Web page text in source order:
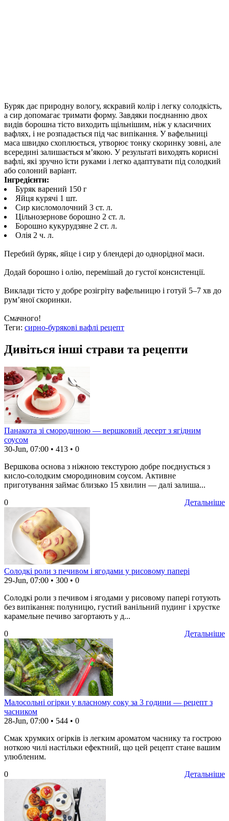
Буряк дає природну вологу, яскравий колір і легку солодкість,
а сир допомагає тримати форму. Завдяки поєднанню двох
видів борошна тісто виходить щільнішим, ніж у класичних
вафлях, і не розпадається під час випікання. У вафельниці
маса швидко схоплюється, утворює тонку скоринку зовні, але
всередині залишається м’якою. У результаті виходять корисні
вафлі, які зручно їсти руками і легко адаптувати під солодкий
або солоний варіант.
Інгредієнти:
Буряк варений 150 г
Яйця курячі 1 шт.
Сир кисломолочний 3 ст. л.
Цільнозернове борошно 2 ст. л.
Борошно кукурудзяне 2 ст. л.
Олія 2 ч. л.
Перебий буряк, яйце і сир у блендері до однорідної маси.
Додай борошно і олію, перемішай до густої консистенції.
Виклади тісто у добре розігріту вафельницю і готуй 5–7 хв до
рум’яної скоринки.
Смачного!
Теги: сирно-бурякові вафлі рецепт
Дивіться інші страви та рецепти
Панакота зі смородиною — вершковий десерт з ягідним
соусом
30-Jun, 07:00 • 413 • 0
Вершкова основа з ніжною текстурою добре поєднується з
кисло-солодким смородиновим соусом. Активне
приготування займає близько 15 хвилин — далі залиша...
Детальніше
0
Солодкі роли з печивом і ягодами у рисовому папері
29-Jun, 07:00 • 300 • 0
Солодкі роли з печивом і ягодами у рисовому папері готують
без випікання: полуницю, густий ванільний пудинг і хрустке
карамельне печиво загортають у д...
Детальніше
0
Малосольні огірки у власному соку за 3 години — рецепт з
часником
28-Jun, 07:00 • 544 • 0
Смак хрумких огірків із легким ароматом часнику та гострою
ноткою чилі настільки ефектний, що цей рецепт стане вашим
улюбленим.
Детальніше
0